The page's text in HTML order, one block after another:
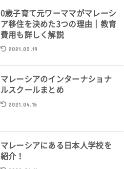
0歳子育て元ワーママがマレーシ
ア移住を決めた3つの理由｜教育
費用も詳しく解説
2021.05.19
マレーシアのインターナショナ
ルスクールまとめ
2021.04.15
マレーシアにある日本人学校を
紹介！